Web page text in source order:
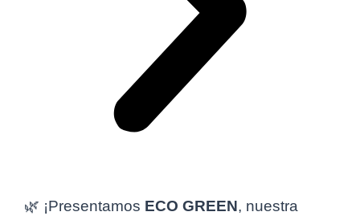
🌿 ¡Presentamos ECO GREEN, nuestra